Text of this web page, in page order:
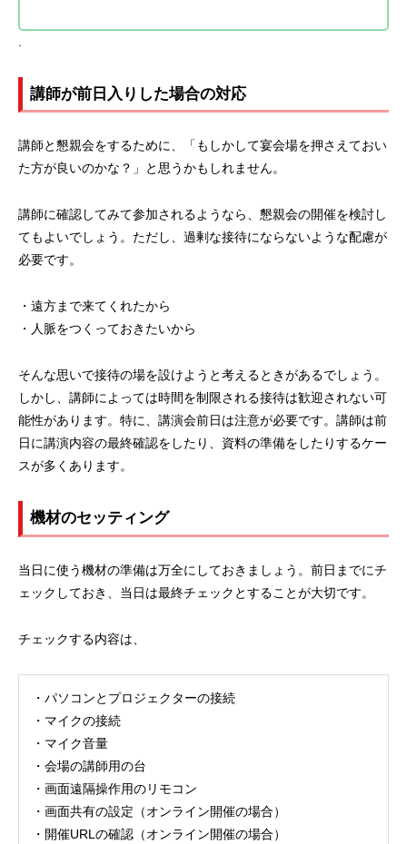
講師が前日入りした場合の対応
講師と懇親会をするために、「もしかして宴会場を押さえておい
た方が良いのかな？」と思うかもしれません。
講師に確認してみて参加されるようなら、懇親会の開催を検討し
てもよいでしょう。ただし、過剰な接待にならないような配慮が
必要です。
・遠方まで来てくれたから
・人脈をつくっておきたいから
そんな思いで接待の場を設けようと考えるときがあるでしょう。
しかし、講師によっては時間を制限される接待は歓迎されない可
能性があります。特に、講演会前日は注意が必要です。講師は前
日に講演内容の最終確認をしたり、資料の準備をしたりするケー
スが多くあります。
機材のセッティング
当日に使う機材の準備は万全にしておきましょう。前日までにチ
ェックしておき、当日は最終チェックとすることが大切です。
チェックする内容は、
・パソコンとプロジェクターの接続
・マイクの接続
・マイク音量
・会場の講師用の台
・画面遠隔操作用のリモコン
・画面共有の設定（オンライン開催の場合）
・開催URLの確認（オンライン開催の場合）